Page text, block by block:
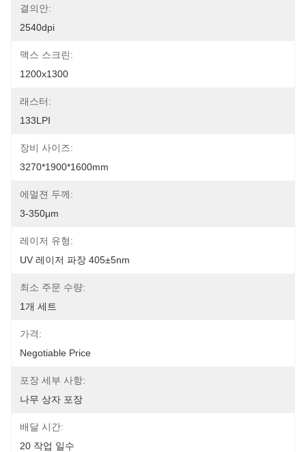
결의안:
2540dpi
맥스 스크린:
1200x1300
래스터:
133LPI
장비 사이즈:
3270*1900*1600mm
에멀젼 두께:
3-350μm
레이저 유형:
UV 레이저 파장 405±5nm
최소 주문 수량:
1개 세트
가격:
Negotiable Price
포장 세부 사항:
나무 상자 포장
배달 시간:
20 작업 일수